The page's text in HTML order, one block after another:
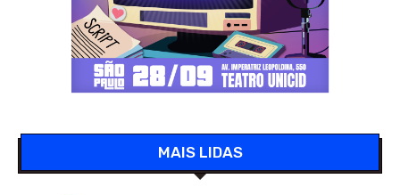
MAIS LIDAS